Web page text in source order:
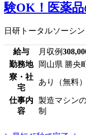
験OK！医薬
日研トータルソーシ
給与 月収例
勤務地
岡山県 勝央
寮・社
宅
あり（無料）
仕事内
容
製造マシン
制